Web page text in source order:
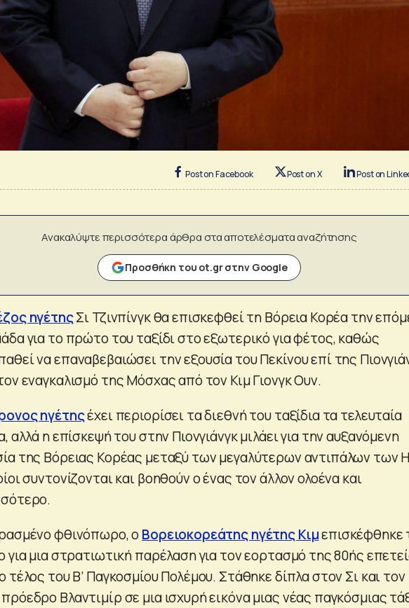
Post on Facebook Post on X Post on
Ανακαλύψτε περισσότερα άρθρα στα αποτελέσματα αναζήτησης
Προσθήκη του ot.gr στην Google
ηγέτηςΣι Τζινπίνγκ θα επισκεφθεί τη Βόρεια Κορέα την
για το πρώτο του ταξίδι στο εξωτερικό για φέτος, καθώς
να επαναβεβαιώσει την εξουσία του Πεκίνου επί της
εναγκαλισμό της Μόσχας από τον Κιμ Γιονγκ Ουν.
ηγέτηςέχει περιορίσει τα διεθνή του ταξίδια τα τελευταία
αλλά η επίσκεψή του στην Πιονγιάνγκ μιλάει για την αυξανόμενη
της Βόρειας Κορέας μεταξύ των μεγαλύτερων αντιπάλων των
συντονίζονται και βοηθούν ο ένας τον άλλον ολοένα και
φθινόπωρο, οΒορειοκορεάτης ηγέτης Κιμεπισκέφθηκε
για μια στρατιωτική παρέλαση για τον εορτασμό της 80ής
τέλος του Β’ Παγκοσμίου Πολέμου. Στάθηκε δίπλα στον Σι και τον
Βλαντιμίρ σε μια ισχυρή εικόνα μιας νέας παγκόσμιας